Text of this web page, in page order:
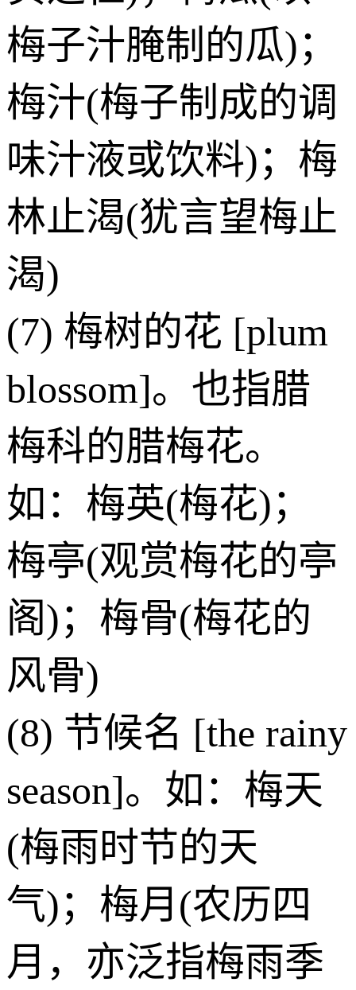
梅子汁腌制的瓜)；
梅汁(梅子制成的调
味汁液或饮料)；梅
林止渴(犹言望梅止
渴)
(7) 梅树的花 [plum
blossom]。也指腊
梅科的腊梅花。
如：梅英(梅花)；
梅亭(观赏梅花的亭
阁)；梅骨(梅花的
风骨)
(8) 节候名 [the rainy
season]。如：梅天
(梅雨时节的天
气)；梅月(农历四
月，亦泛指梅雨季